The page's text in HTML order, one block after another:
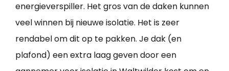
energieverspiller. Het gros van de daken kunnen
veel winnen bij nieuwe isolatie. Het is zeer
rendabel om dit op te pakken. Je dak (en
plafond) een extra laag geven door een